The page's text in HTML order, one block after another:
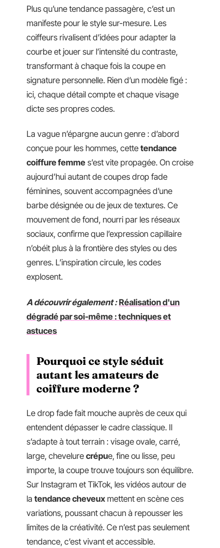
Plus qu’une tendance passagère, c’est un
manifeste pour le style sur-mesure. Les
coiffeurs rivalisent d’idées pour adapter la
courbe et jouer sur l’intensité du contraste,
transformant à chaque fois la coupe en
signature personnelle. Rien d’un modèle figé :
ici, chaque détail compte et chaque visage
dicte ses propres codes.
La vague n’épargne aucun genre : d’abord
conçue pour les hommes, cette tendance
coiffure femme s’est vite propagée. On croise
aujourd’hui autant de coupes drop fade
féminines, souvent accompagnées d’une
barbe désignée ou de jeux de textures. Ce
mouvement de fond, nourri par les réseaux
sociaux, confirme que l’expression capillaire
n’obéit plus à la frontière des styles ou des
genres. L’inspiration circule, les codes
explosent.
A découvrir également : Réalisation d'un
dégradé par soi-même : techniques et
astuces
Pourquoi ce style séduit
autant les amateurs de
coiffure moderne ?
Le drop fade fait mouche auprès de ceux qui
entendent dépasser le cadre classique. Il
s’adapte à tout terrain : visage ovale, carré,
large, chevelure crépue, fine ou lisse, peu
importe, la coupe trouve toujours son équilibre.
Sur Instagram et TikTok, les vidéos autour de
la tendance cheveux mettent en scène ces
variations, poussant chacun à repousser les
limites de la créativité. Ce n’est pas seulement
tendance, c’est vivant et accessible.